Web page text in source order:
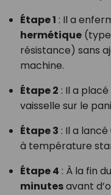
Étape 1 : Il a
hermétique(type
résistance) sans
machine.
Étape 2 : Il a
vaisselle sur le
Étape 3 : Il a lancé
à température
Étape 4 : À la fin
minutesavant